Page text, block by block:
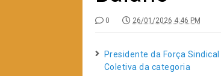
0 26/01/2026 4:46 PM
Presidente da Força
Coletiva da categoria